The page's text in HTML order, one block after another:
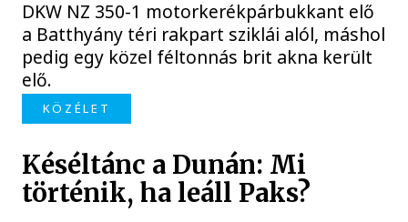
DKW NZ 350-1 motorkerékpárbukkant elő
a Batthyány téri rakpart sziklái alól, máshol
pedig egy közel féltonnás brit akna került
elő.
KÖZÉLET
Késéltánc a Dunán: Mi
történik, ha leáll Paks?